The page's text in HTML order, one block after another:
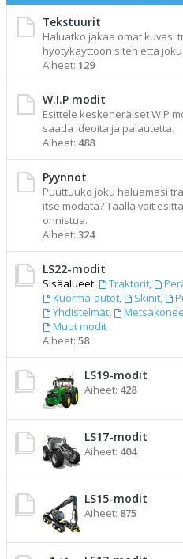
Tekstuurit
Haluatko jakaa omat kuvasi
hyötykäyttöön siten että
Aiheet: 129
W.I.P modit
Esittele keskeneräiset WIP
saada ideoita ja palautetta.
Aiheet: 488
Pyynnöt
Puuttuuko joku haluamasi
itse modata? Täällä voit
onnistua.
Aiheet: 324
LS22-modit
Sisäalueet: Traktorit,
Kuorma-autot, Skinit,
Yhdistelmät,
Muut modit
Aiheet: 58
LS19-modit
Aiheet: 428
LS17-modit
Aiheet: 404
LS15-modit
Aiheet: 875